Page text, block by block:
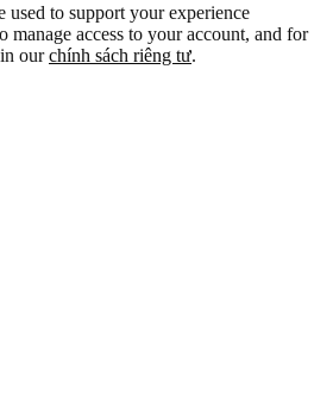
used to support your experience
manage access to your account, and for
ourchính sách riêng tư.